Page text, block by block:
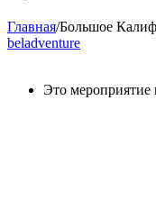
Главная/Большое
beladventure
Это мероприятие